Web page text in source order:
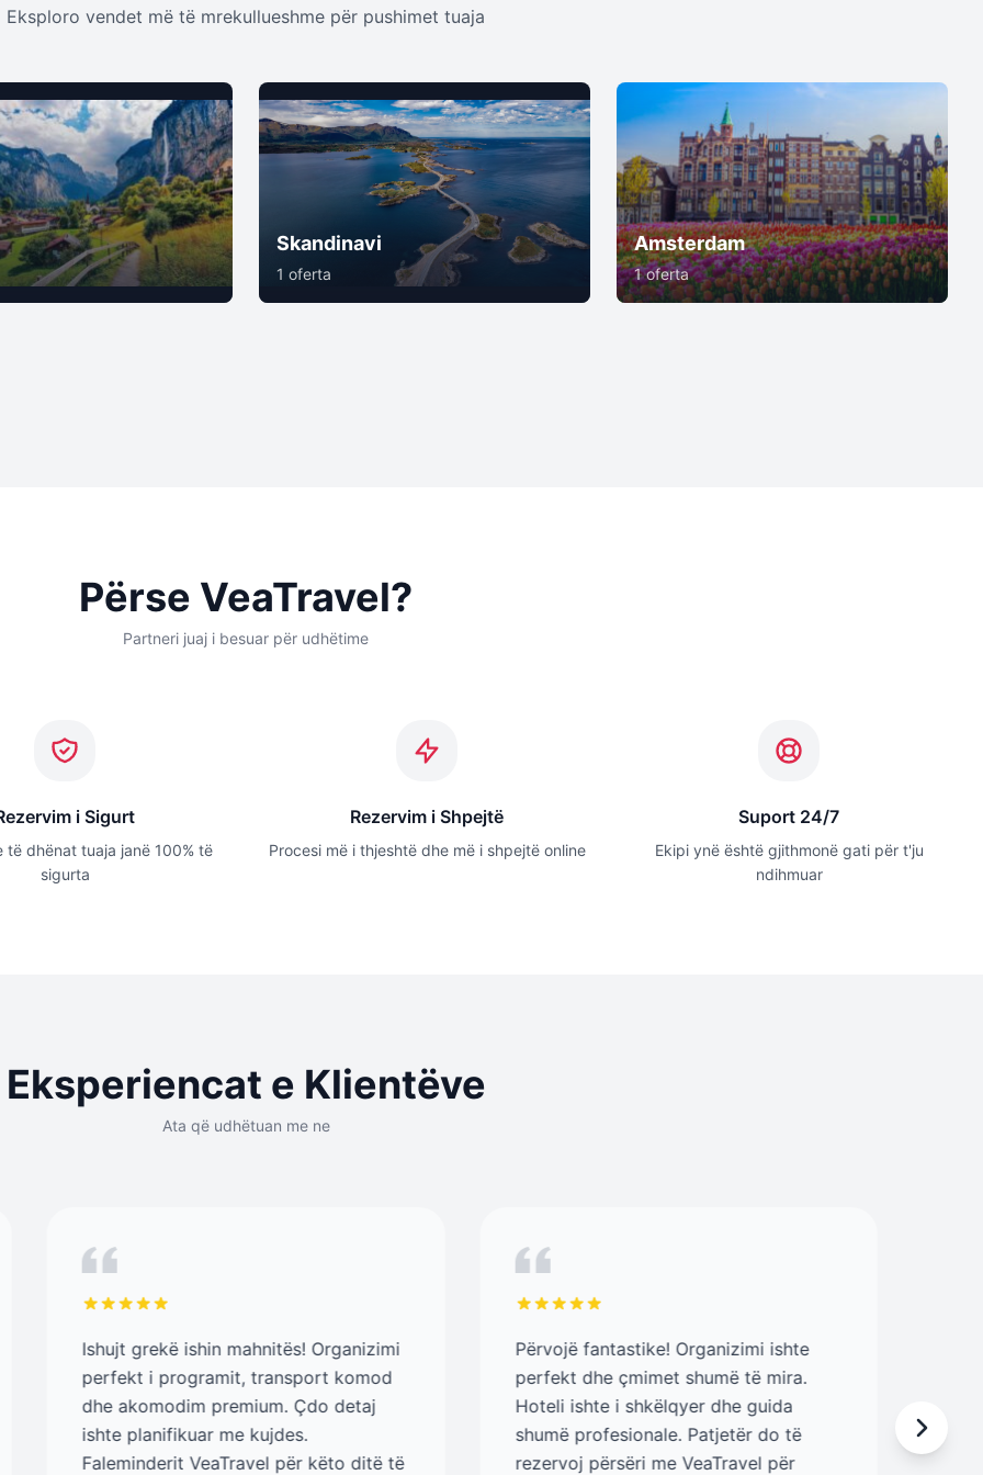
Eksploro vendet më të mrekullueshme për pushimet tuaja
Skandinavi
1 oferta
Amsterdam
1 oferta
Përse VeaTravel?
Partneri juaj i besuar për udhëtime
i Sigurt
të dhënat tuaja janë 100% të
sigurta
Rezervim i Shpejtë
Procesi më i thjeshtë dhe më i shpejtë online
Suport 24/7
Ekipi ynë është gjithmonë gati për t'ju
ndihmuar
Eksperiencat e Klientëve
Ata që udhëtuan me ne
Ishujt grekë ishin mahnitës! Organizimi
perfekt i programit, transport komod
dhe akomodim premium. Çdo detaj
ishte planifikuar me kujdes.
Faleminderit VeaTravel për këto ditë të
Përvojë fantastike! Organizimi ishte
perfekt dhe çmimet shumë të mira.
Hoteli ishte i shkëlqyer dhe guida
shumë profesionale. Patjetër do të
rezervoj përsëri me VeaTravel për